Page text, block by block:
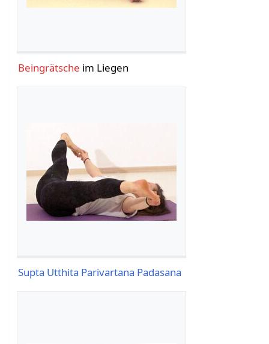
Beingrätsche im Liegen
Supta Utthita Parivartana Padasana